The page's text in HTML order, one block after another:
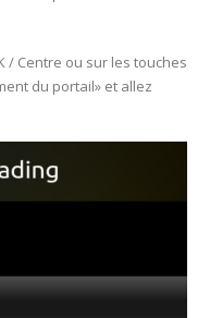
/ Centre ou sur les touches
du portail» et allez